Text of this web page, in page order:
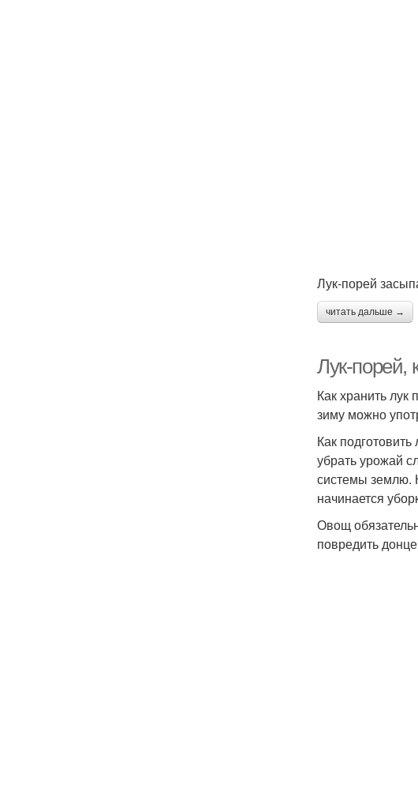
Лук-порей
читать дальше →
Лук-порей,
Как хранить
зиму можно
Как
убрать урожай
системы землю.
начинается
Овощ
повредить